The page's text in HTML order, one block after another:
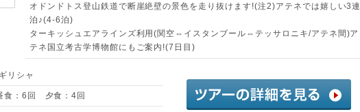
オドンドトス登山鉄道で断崖絶壁の景色を走り抜けます!(注2)アテネでは嬉しい3連
泊♪(4-6泊)
ターキッシュエアラインズ利用(関空⇔イスタンブール⇔テッサロニキ/アテネ間)ア
テネ国立考古学博物館にもご案内!(7日目)
リシャ
：6回 夕食：4回